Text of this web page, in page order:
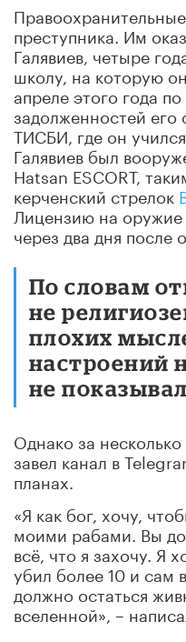
преступника. Им
Галявиев, четыре
школу, на которую
апреле этого года
задолженностей его
ТИСБИ, где он
Галявиев был
Hatsan ESCORT,
керченский стрелок
Лицензию на оружие
через два дня после
По словам
не
плохих
настроений
не
Однако за
завел канал в
планах.
«Я как бог, хочу,
моими рабами. Вы
всё, что я захочу. Я
убил более 10 и сам
должно остаться
вселенной», –